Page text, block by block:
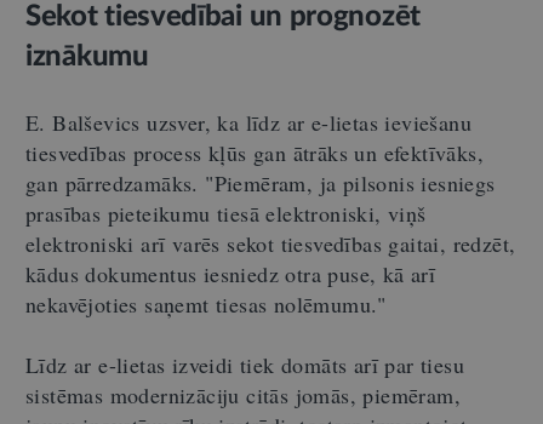
Sekot tiesvedībai un prognozēt
iznākumu
E. Balševics uzsver, ka līdz ar e-lietas ieviešanu
tiesvedības process kļūs gan ātrāks un efektīvāks,
gan pārredzamāks. "Piemēram, ja pilsonis iesniegs
prasības pieteikumu tiesā elektroniski, viņš
elektroniski arī varēs sekot tiesvedības gaitai, redzēt,
kādus dokumentus iesniedz otra puse, kā arī
nekavējoties saņemt tiesas nolēmumu."
Līdz ar e-lietas izveidi tiek domāts arī par tiesu
sistēmas modernizāciju citās jomās, piemēram,